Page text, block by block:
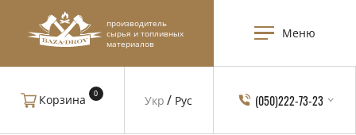
производитель
сырья и топливных
материалов
Меню
Укр Рус
Корзина 0 (050)222-73-23